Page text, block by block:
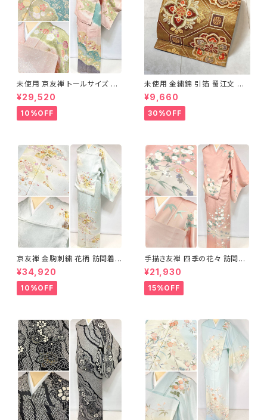
未使用 京友禅 トールサイズ 染
め分け 金彩 訪問着 袷 正絹 ピ
ンク 黄緑 紫 黄色 1438
¥29,520
10%OFF
未使用 金繍錦 引箔 蜀江文 唐
織 華紋 袋帯 正絹 金糸 ゴール
ド 赤 紫 710
¥9,660
30%OFF
京友禅 金駒刺繍 花柄 訪問着
正絹 水色 黄緑 パステルカラー
アイスグリーン 1433
¥34,920
10%OFF
手描き友禅 四季の花々 訪問着
袷 正絹 サーモンピンク クリー
ム 白 桃花色 1434
¥21,930
15%OFF